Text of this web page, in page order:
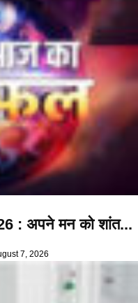
: अपने मन को शांत...
7, 2026